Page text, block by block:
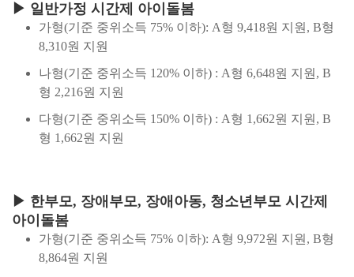
▶ 일반가정 시간제 아이돌봄
가형(기준 중위소득 75% 이하): A형 9,418원 지원, B형
8,310원 지원
나형(기준 중위소득 120% 이하) : A형 6,648원 지원, B
형 2,216원 지원
다형(기준 중위소득 150% 이하) : A형 1,662원 지원, B
형 1,662원 지원
▶ 한부모, 장애부모, 장애아동, 청소년부모 시간제
아이돌봄
가형(기준 중위소득 75% 이하): A형 9,972원 지원, B형
8,864원 지원